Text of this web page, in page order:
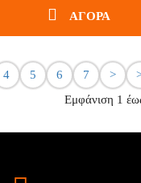
ΑΓΟΡΑ
4 5 6 7 >
Εμφάνιση 1